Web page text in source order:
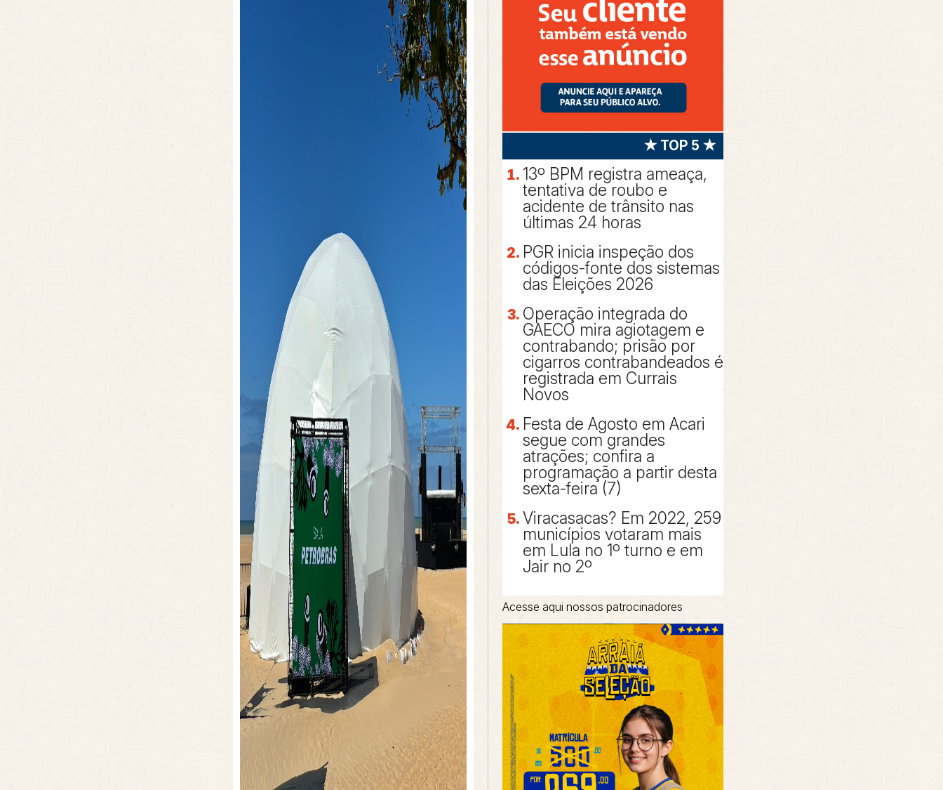
★ TOP 5 ★
13º BPM registra ameaça,
tentativa de roubo e
acidente de trânsito nas
últimas 24 horas
PGR inicia inspeção dos
códigos-fonte dos sistemas
das Eleições 2026
Operação integrada do
GAECO mira agiotagem e
contrabando; prisão por
cigarros contrabandeados é
registrada em Currais
Novos
Festa de Agosto em Acari
segue com grandes
atrações; confira a
programação a partir desta
sexta-feira (7)
Viracasacas? Em 2022, 259
municípios votaram mais
em Lula no 1º turno e em
Jair no 2º
Acesse aqui nossos patrocinadores